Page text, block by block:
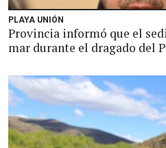
PLAYA UNIÓN
Provincia informó que el
mar durante el dragado del